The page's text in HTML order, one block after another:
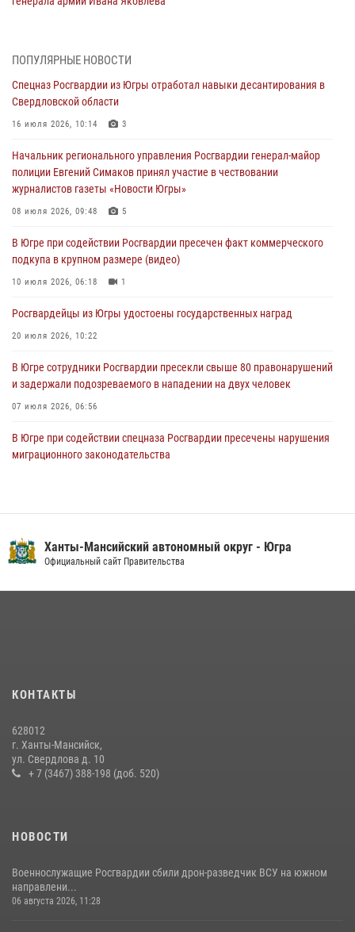
В Югре ОМОН Росгвардии оказал содействие ГИБДД в выявлении
05 августа 2026, 11:14
В Югре сотрудники вневедомственной охраны Росгвардии пресекли
05 августа 2026, 05:56
Генерал-полковник Юрий Аверин выступил на Всероссийском
молодёжном образовательном форуме «Территория смыслов»
Ключевые события Росгвардии: итоги недели с 27 июля по 2
августа (видео)
ПОПУЛЯРНЫЕ НОВОСТИ
Спецназ Росгвардии из Югры отработал навыки десантирования в
Свердловской области
16 июля 2026, 10:14 3
Начальник регионального управления Росгвардии генерал-майор
полиции Евгений Симаков принял участие в чествовании
журналистов газеты «Новости Югры»
08 июля 2026, 09:48 5
В Югре при содействии Росгвардии пресечен факт коммерческого
подкупа в крупном размере (видео)
10 июля 2026, 06:18 1
Росгвардейцы из Югры удостоены государственных наград
20 июля 2026, 10:22
В Югре сотрудники Росгвардии пресекли свыше 80 правонарушений
и задержали подозреваемого в нападении на двух человек
07 июля 2026, 06:56
В Югре при содействии спецназа Росгвардии пресечены нарушения
миграционного законодательства
08 июля 2026, 09:04
29 июля 2026, 09:54
вневедомственной охраны с начала года
18 июля 2026, 11:25
Ханты-Мансийский автономный округ - Югра
Официальный сайт Правительства
КОНТАКТЫ
628012
г. Ханты-Мансийск,
ул. Свердлова д. 10
+ 7 (3467) 388-198 (доб. 520)
НОВОСТИ
Военнослужащие Росгвардии сбили дрон-разведчик ВСУ на южном
направлени...
06 августа 2026, 11:28